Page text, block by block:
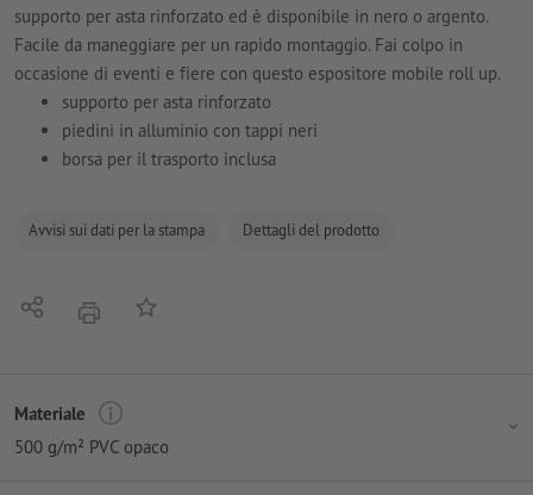
supporto per asta rinforzato ed è disponibile in nero o argento.
Facile da maneggiare per un rapido montaggio. Fai colpo in
occasione di eventi e fiere con questo espositore mobile roll up.
supporto per asta rinforzato
piedini in alluminio con tappi neri
borsa per il trasporto inclusa
Avvisi sui dati per la stampa Dettagli del prodotto
Condividistamparealla lista preferiti
Materiale
500 g/m² PVC opaco